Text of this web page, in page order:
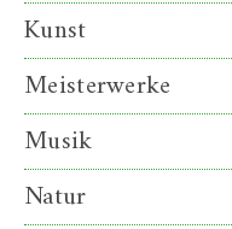
Kunst
Meisterwerke
Musik
Natur